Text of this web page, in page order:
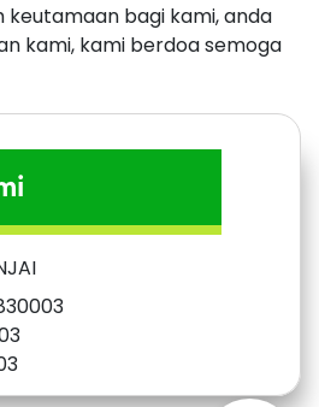
keutamaan bagi kami, anda
kami, kami berdoa semoga